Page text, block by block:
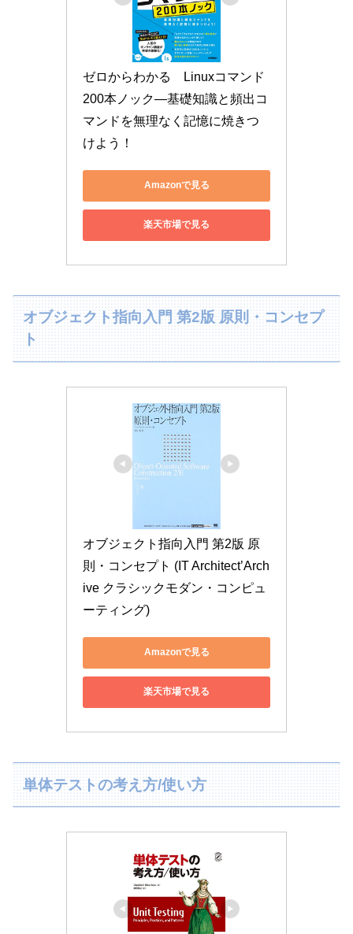
ゼロからわかる　Linuxコマンド
200本ノック―基礎知識と頻出コ
マンドを無理なく記憶に焼きつ
けよう！
Amazonで見る
楽天市場で見る
オブジェクト指向入門 第2版 原則・コンセプ
ト
オブジェクト指向入門 第2版 原
則・コンセプト (IT Architect’Arch
ive クラシックモダン・コンピュ
ーティング)
Amazonで見る
楽天市場で見る
単体テストの考え方/使い方